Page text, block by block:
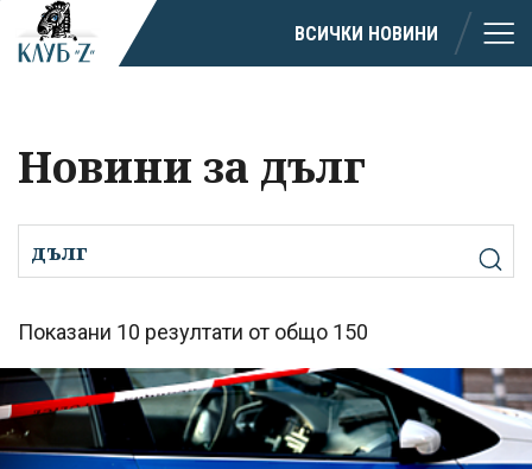
ВСИЧКИ НОВИНИ
Новини за дълг
Показани 10 резултати от общо 150